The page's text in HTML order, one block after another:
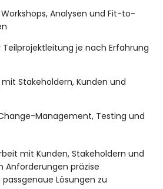
Analysen und Fit-to-
je nach Erfahrung
Stakeholdern, Kunden und
Management, Testing und
mit Kunden, Stakeholdern und
Anforderungen präzise
Lösungen zu